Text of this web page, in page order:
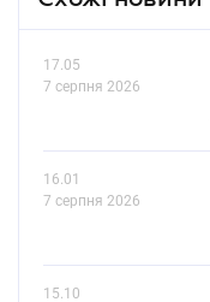
17.05
7 серпня 2026
16.01
7 серпня 2026
15.10